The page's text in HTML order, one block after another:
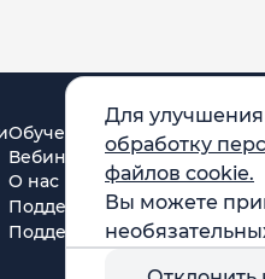
Для
обработку
файлов cookie.
Вы можете
Обучение
Вебинары
О нас
Поддержка в Telegram
Поддержка в MAX